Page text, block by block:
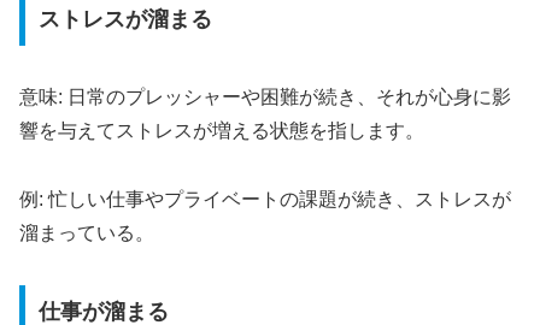
ストレスが溜まる
意味: 日常のプレッシャーや困難が続き、それが心身に影
響を与えてストレスが増える状態を指します。
例: 忙しい仕事やプライベートの課題が続き、ストレスが
溜まっている。
仕事が溜まる